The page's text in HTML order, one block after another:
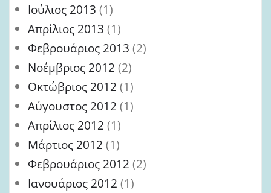
Ιούλιος 2013 (1)
Απρίλιος 2013 (1)
Φεβρουάριος 2013 (2)
Νοέμβριος 2012 (2)
Οκτώβριος 2012 (1)
Αύγουστος 2012 (1)
Απρίλιος 2012 (1)
Μάρτιος 2012 (1)
Φεβρουάριος 2012 (2)
Ιανουάριος 2012 (1)